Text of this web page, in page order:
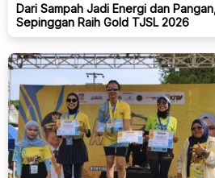
Dari Sampah Jadi Energi dan
Sepinggan Raih Gold TJSL 2026